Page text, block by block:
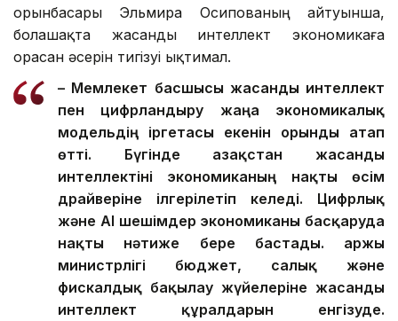
орынбасары Эльмира Осипованың айтуынша,
болашақта жасанды интеллект экономикаға
орасан әсерін тигізуі ықтимал.
– Мемлекет басшысы жасанды интеллект
пен цифрландыру жаңа экономикалық
модельдің іргетасы екенін орынды атап
өтті. Бүгінде Қазақстан жасанды
интеллектіні экономиканың нақты өсім
драйверіне ілгерілетіп келеді. Цифрлық
және AI шешімдер экономиканы басқаруда
нақты нәтиже бере бастады. Қаржы
министрлігі бюджет, салық және
фискалдық бақылау жүйелеріне жасанды
интеллект құралдарын енгізуде.